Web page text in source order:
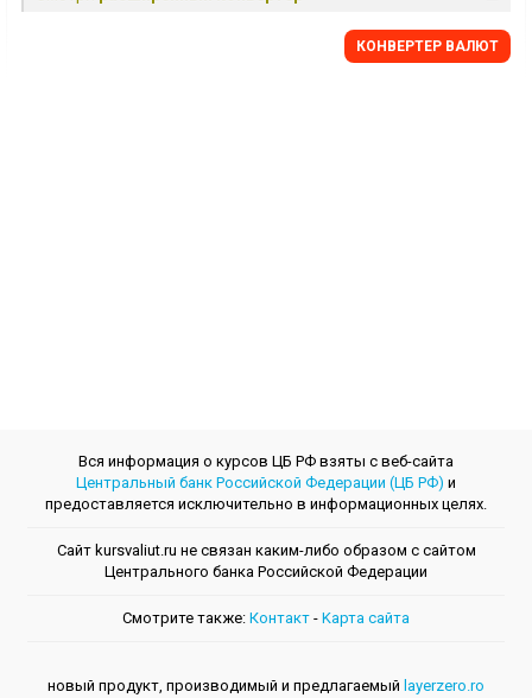
КОНВЕРТЕР ВАЛЮТ
Вся информация о курсов ЦБ РФ взяты с веб-сайта
Центральный банк Российской Федерации (ЦБ РФ) и
предоставляется исключительно в информационных целях.
Сайт kursvaliut.ru не связан каким-либо образом с сайтом
Центрального банкa Российской Федерации
Смотрите также: Контакт - Kарта сайта
новый продукт, производимый и предлагаемый layerzero.ro